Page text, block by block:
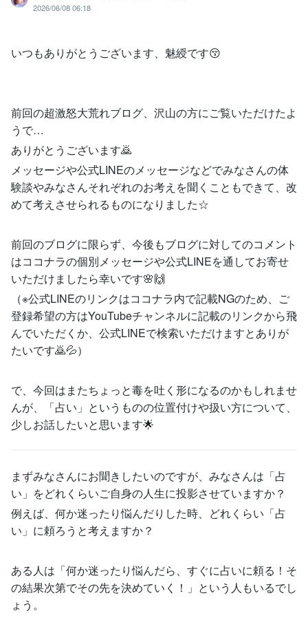
2026/06/08 06:18
いつもありがとうございます、魅綬です😚
前回の超激怒大荒れブログ、沢山の方にご覧いただけたよ
うで…
ありがとうございます🙇
メッセージや公式LINEのメッセージなどでみなさんの体
験談やみなさんそれぞれのお考えを聞くこともできて、改
めて考えさせられるものになりました☆
前回のブログに限らず、今後もブログに対してのコメント
はココナラの個別メッセージや公式LINEを通してお寄せ
いただけましたら幸いです🌸🙌
（※公式LINEのリンクはココナラ内で記載NGのため、ご
登録希望の方はYouTubeチャンネルに記載のリンクから飛
んでいただくか、公式LINEで検索いただけますとありが
たいです🙇💦）
で、今回はまたちょっと毒を吐く形になるのかもしれませ
んが、「占い」というものの位置付けや扱い方について、
少しお話したいと思います🌟
まずみなさんにお聞きしたいのですが、みなさんは「占
い」をどれくらいご自身の人生に投影させていますか？
例えば、何か迷ったり悩んだりした時、どれくらい「占
い」に頼ろうと考えますか？
ある人は「何か迷ったり悩んだら、すぐに占いに頼る！そ
の結果次第でその先を決めていく！」という人もいるでし
ょう。